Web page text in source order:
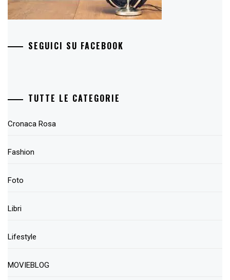
SEGUICI SU FACEBOOK
TUTTE LE CATEGORIE
Cronaca Rosa
Fashion
Foto
Libri
Lifestyle
MOVIEBLOG